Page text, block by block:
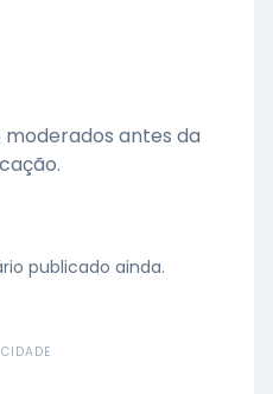
antes da
publicado ainda.